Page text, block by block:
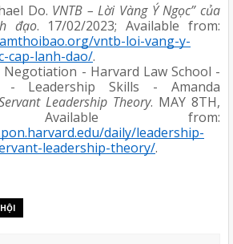
Do. VNTB – Lời Vàng Ý Ngọc” của
đạo
vntb-loi-vang-y-
cap-lanh-dao/.
- Harvard Law School -
- Leadership Skills - Amanda
Leadership Theory. MAY 8TH,
daily/leadership-
leadership-theory/.